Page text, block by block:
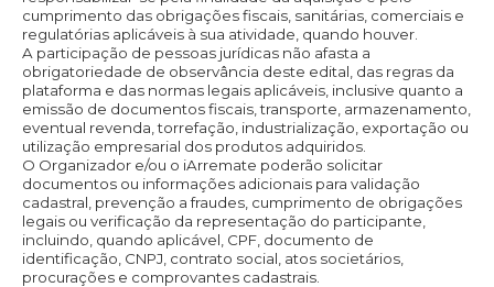
cumprimento das obrigações fiscais, sanitárias, comerciais e
regulatórias aplicáveis à sua atividade, quando houver.
A participação de pessoas jurídicas não afasta a
obrigatoriedade de observância deste edital, das regras da
plataforma e das normas legais aplicáveis, inclusive quanto a
emissão de documentos fiscais, transporte, armazenamento,
eventual revenda, torrefação, industrialização, exportação ou
utilização empresarial dos produtos adquiridos.
O Organizador e/ou o iArremate poderão solicitar
documentos ou informações adicionais para validação
cadastral, prevenção a fraudes, cumprimento de obrigações
legais ou verificação da representação do participante,
incluindo, quando aplicável, CPF, documento de
identificação, CNPJ, contrato social, atos societários,
procurações e comprovantes cadastrais.